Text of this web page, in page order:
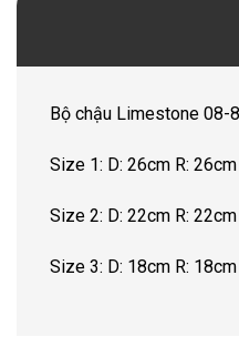
Bộ chậu Limestone 08-
Size 1: D: 26cm R:
Size 2: D: 22cm R:
Size 3: D: 18cm R: